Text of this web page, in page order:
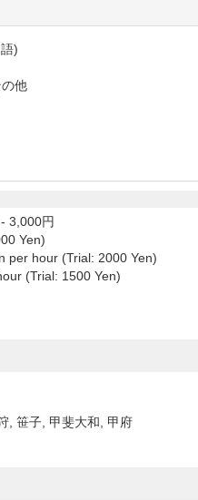
)
他
3,000円
Yen)
per hour (Trial: 2000 Yen)
(Trial: 1500 Yen)
, 笹子, 甲斐大和, 甲府